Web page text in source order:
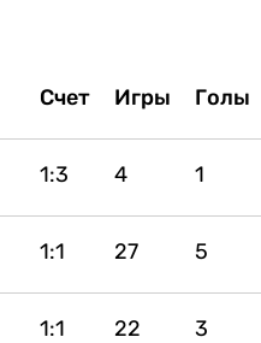
Счет Игры Голы
1:3 4 1
1:1 27 5
1:1 22 3